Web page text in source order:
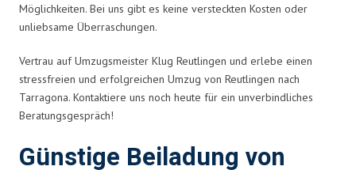
Möglichkeiten. Bei uns gibt es keine versteckten Kosten oder
unliebsame Überraschungen.
Vertrau auf Umzugsmeister Klug Reutlingen und erlebe einen
stressfreien und erfolgreichen Umzug von Reutlingen nach
Tarragona. Kontaktiere uns noch heute für ein unverbindliches
Beratungsgespräch!
Günstige Beiladung von